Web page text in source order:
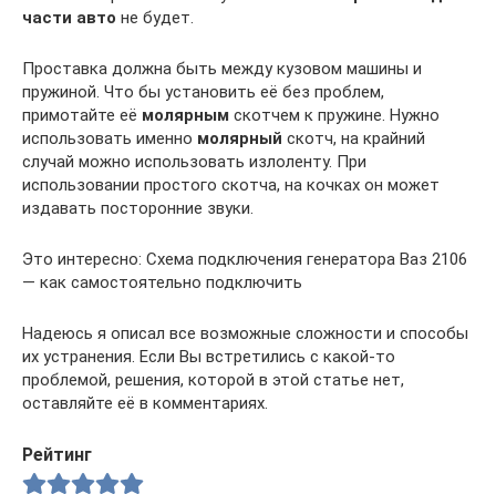
части авто не будет.
Проставка должна быть между кузовом машины и
пружиной. Что бы установить её без проблем,
примотайте её молярным скотчем к пружине. Нужно
использовать именно молярный скотч, на крайний
случай можно использовать излоленту. При
использовании простого скотча, на кочках он может
издавать посторонние звуки.
Это интересно: Схема подключения генератора Ваз 2106
— как самостоятельно подключить
Надеюсь я описал все возможные сложности и способы
их устранения. Если Вы встретились с какой-то
проблемой, решения, которой в этой статье нет,
оставляйте её в комментариях.
Рейтинг